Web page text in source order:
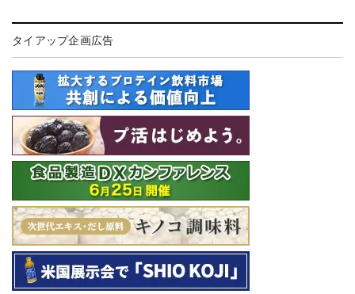
タイアップ企画広告